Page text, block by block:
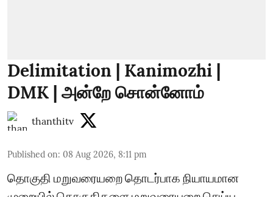
Delimitation | Kanimozhi |
DMK | அன்றே சொன்னோம்
thanthitv
Published on: 08 Aug 2026, 8:11 pm
தொகுதி மறுவரையறை தொடர்பாக நியாயமான